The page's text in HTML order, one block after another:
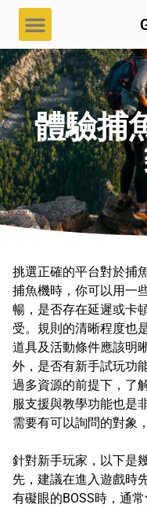
體驗捕
挑選正確的平台對於捕
捕魚機時，你可以用一
暢，是否存在延遲或卡
受。規則的清晰程度也
道具及活動條件應該明
外，是否有新手試玩功
過多資源的前提下，了
服支援與教學功能也是
需要有可以詢問的對象
針對新手玩家，以下是
先，建議在進入遊戲時
有礙眼的BOSS時，通